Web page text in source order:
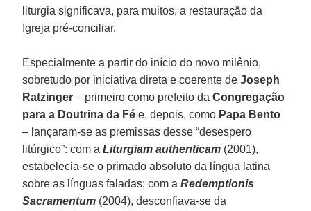
liturgia significava, para muitos, a restauração da
Igreja pré-conciliar.
Especialmente a partir do início do novo milênio,
sobretudo por iniciativa direta e coerente deJoseph
Ratzinger – primeiro como prefeito daCongregação
para a Doutrina da Fé e, depois, como Papa Bento
– lançaram-se as premissas desse “desespero
litúrgico”: com aLiturgiam authenticam (2001),
estabelecia-se o primado absoluto da língua latina
sobre as línguas faladas; com aRedemptionis
Sacramentum (2004), desconfiava-se da